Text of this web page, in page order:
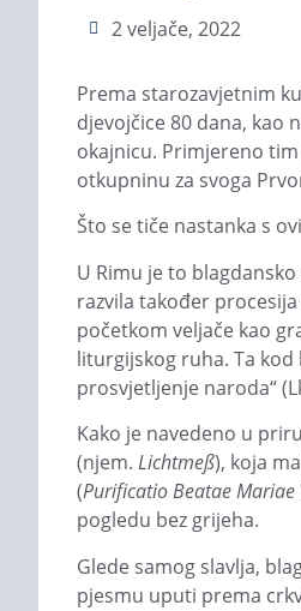
2 veljače, 2022
Prema starozavjetnim
djevojčice 80 dana, kao
okajnicu. Primjereno
otkupninu za svoga
Što se tiče nastanka s
U Rimu je to
razvila također
početkom veljače kao
liturgijskog ruha. Ta
prosvjetljenje naroda“
Kako je navedeno u
(njem. Lichtmeß), koja
(PurificatioBeatae Mariae
pogledu bez grijeha.
Glede samog slavlja,
pjesmu uputi prema